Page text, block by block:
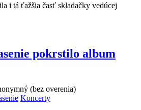
i tá ťažšia časť skladačky vedúcej
pokrstilo album
(bez overenia)
Koncerty